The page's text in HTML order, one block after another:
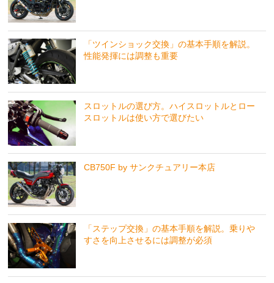
「ツインショック交換」の基本手順を解説。
性能発揮には調整も重要
スロットルの選び方。ハイスロットルとロー
スロットルは使い方で選びたい
CB750F by サンクチュアリー本店
「ステップ交換」の基本手順を解説。乗りや
すさを向上させるには調整が必須